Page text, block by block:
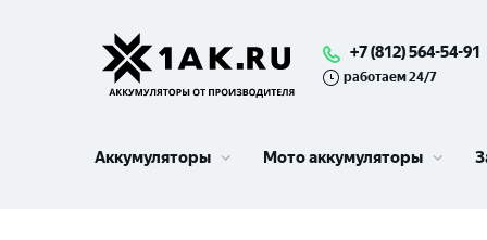
+7 (812) 564-54-91
работаем 24/7
Аккумуляторы Мото аккумуляторы